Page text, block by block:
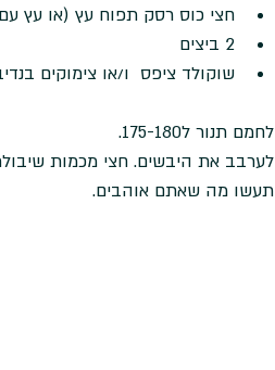
חצי כוס רסק תפוח עץ (או עץ
2 ביצים
שוקולד ציפס  ו/או צימוקים
לחמם תנור ל175-180.
לערבב את היבשים. חצי מכמות
תעשו מה שאתם אוהבים.